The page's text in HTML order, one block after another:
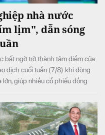
nhà nước
lịm", dẫn sóng
bất ngờ trở thành tâm điểm của
dịch cuối tuần (7/8) khi dòng
giúp nhiều cổ phiếu đồng